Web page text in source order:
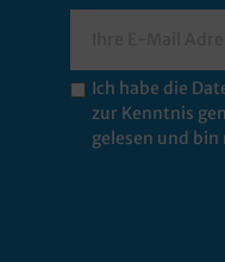
Ich habe die
zur Kenntnis
gelesen und